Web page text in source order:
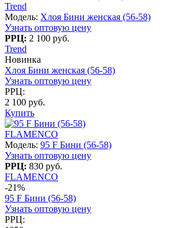
Trend
Модель: Хлоя Бини женская (56-58)
Узнать оптовую цену
РРЦ: 2 100 руб.
Trend
Новинка
Хлоя Бини женская (56-58)
Узнать оптовую цену
РРЦ:
2 100 руб.
Купить
FLAMENCO
Модель: 95 F Бини (56-58)
Узнать оптовую цену
РРЦ: 830 руб.
FLAMENCO
-21%
95 F Бини (56-58)
Узнать оптовую цену
РРЦ: